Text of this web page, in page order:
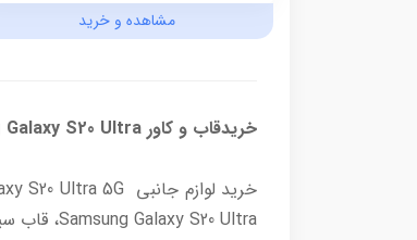
مشاهده و خرید
خریدقاب و کاور Samsung Galaxy S20 Ultra